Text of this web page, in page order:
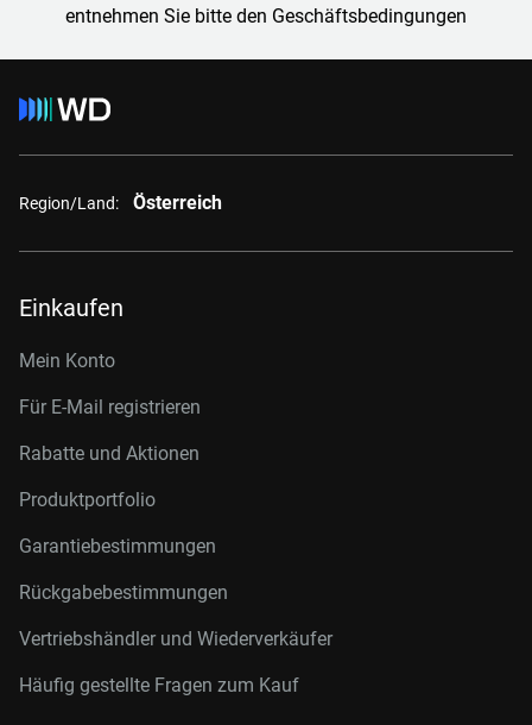
entnehmen Sie bitte den Geschäftsbedingungen
Region/Land: Österreich
Einkaufen
Mein Konto
Für E-Mail registrieren
Rabatte und Aktionen
Produktportfolio
Garantiebestimmungen
Rückgabebestimmungen
Vertriebshändler und Wiederverkäufer
Häufig gestellte Fragen zum Kauf